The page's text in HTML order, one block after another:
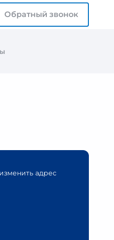
Обратный звонок
изменить адрес